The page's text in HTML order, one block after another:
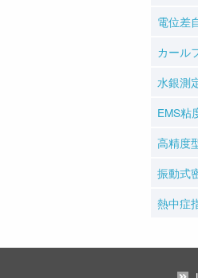
電位差
カール
水銀測
EMS粘
高精度
振動式
熱中症